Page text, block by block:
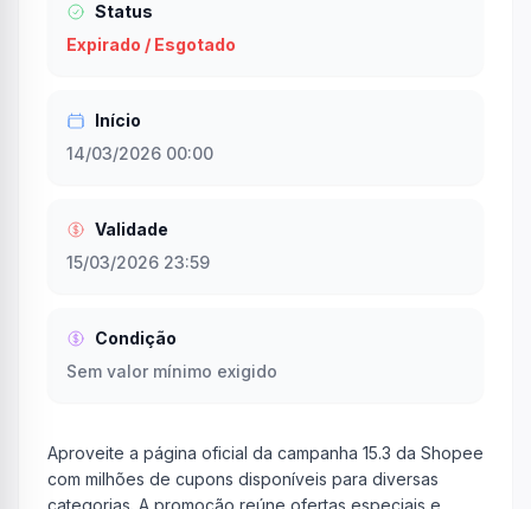
Status
Expirado / Esgotado
Início
14/03/2026 00:00
Validade
15/03/2026 23:59
Condição
Sem valor mínimo exigido
Aproveite a página oficial da campanha 15.3 da Shopee
com milhões de cupons disponíveis para diversas
categorias. A promoção reúne ofertas especiais e